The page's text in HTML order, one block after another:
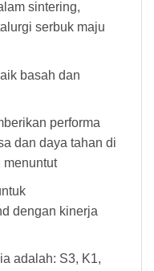
sintering,
serbuk maju
basah dan
performa
dan daya tahan di
menuntut
dengan kinerja
adalah: S3, K1,